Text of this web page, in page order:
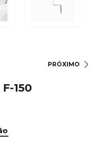
PRÓXIMO
150